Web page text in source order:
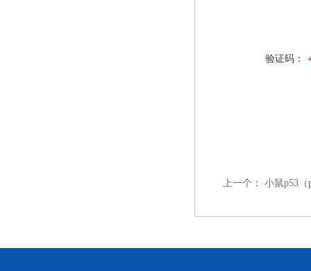
验证码：
上一个： 小鼠p53